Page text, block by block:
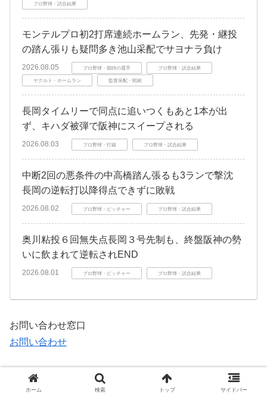
プロ野球・試合結果
モンテルプロ初2打席連続ホームラン、先発・継投
の踏ん張りも疑問多き池山采配でサヨナラ負け
2026.08.05 プロ野球・期待の選手 プロ野球・試合結果
ヤクルト・ホームラン 監督采配・戦術
長岡タイムリーで同点に追いつくもあと1本が出
ず、キハダ被弾で阪神にスイープされる
2026.08.03 プロ野球・打線 プロ野球・試合結果
中断2回の悪条件の中高橋踏ん張るも3ランで撃沈
長岡の逆転打以降得点できずに敗戦
2026.08.02 プロ野球・ピッチャー プロ野球・試合結果
奥川粘投６回無失点長岡３号先制も、終盤阪神の勢
いに飲まれて逆転されEND
2026.08.01 プロ野球・ピッチャー プロ野球・試合結果
お問い合わせ窓口
お問い合わせ
つばめ一筋
ホーム 検索 トップ サイドバー